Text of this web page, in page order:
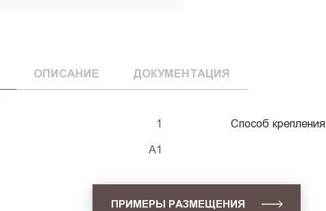
ОПИСАНИЕ ДОКУМЕНТАЦИЯ
1
А1
Способ крепления
ПРИМЕРЫ РАЗМЕЩЕНИЯ